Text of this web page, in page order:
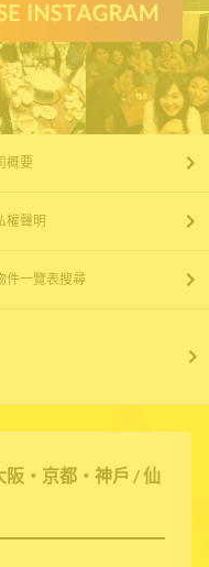
阪・京都・神戶 / 仙
概要
權聲明
件一覽表搜尋